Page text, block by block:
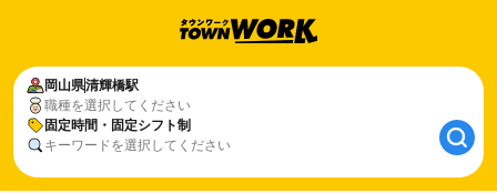
岡山県清輝橋駅
職種を選択してください
固定時間・固定シフト制
キーワードを選択してください